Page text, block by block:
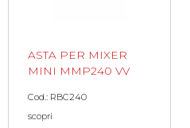
ASTA PER MIXER
MINI MMP240 VV
Cod.: RBC240
scopri